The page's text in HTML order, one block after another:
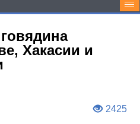
Хакасии и
2425